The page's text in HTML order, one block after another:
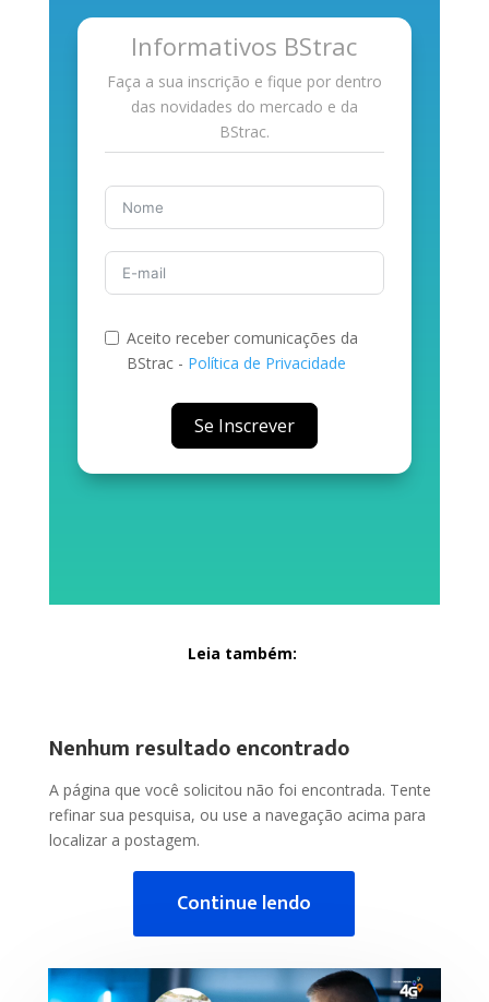
Informativos BStrac
Faça a sua inscrição e fique por dentro
das novidades do mercado e da
BStrac.
Aceito receber comunicações da
BStrac - Política de Privacidade
Se Inscrever
Leia também:
Nenhum resultado encontrado
A página que você solicitou não foi encontrada. Tente
refinar sua pesquisa, ou use a navegação acima para
localizar a postagem.
Continue lendo